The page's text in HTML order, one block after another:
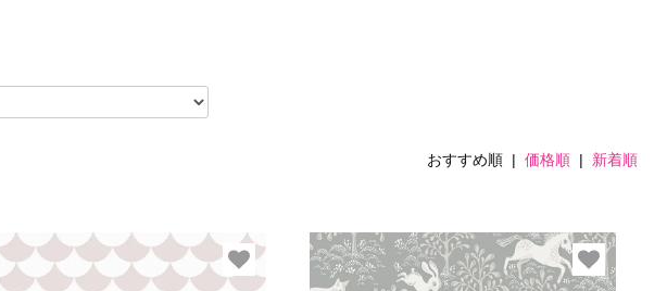
おすすめ順 |価格順 | 新着順